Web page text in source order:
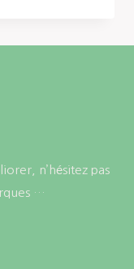
n’hésitez pas
…